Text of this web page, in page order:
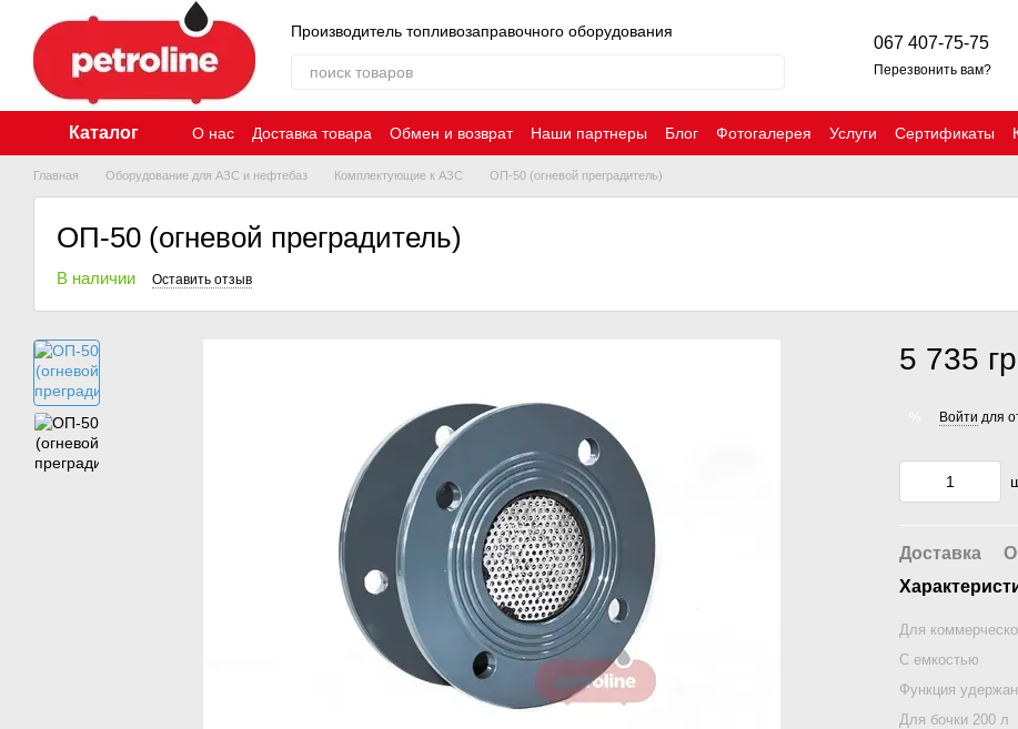
Перейти к основному контенту
Производитель топливозаправочного оборудования
067 407-75-75
Перезвонить вам?
Каталог О нас Доставка товара Обмен и возврат Наши партнеры Блог Фотогалерея Услуги Сертификаты
Главная Оборудование для АЗС и нефтебаз Комплектующие к АЗС ОП-50 (огневой преградитель)
ОП-50 (огневой преградитель)
В наличии Оставить отзыв
5 735
Войти для
Доставка
Для
C емкостью
Функция
Для бочки 200 л